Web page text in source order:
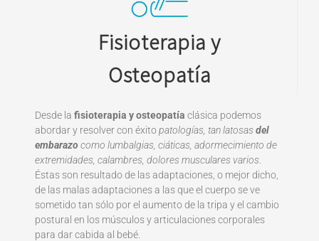
Fisioterapia y
Osteopatía
Desde lafisioterapia y osteopatía clásica podemos
abordar y resolver con éxitopatologías, tan latosasdel
embarazo como lumbalgias, ciáticas, adormecimiento de
extremidades, calambres, dolores musculares varios
Éstas son resultado de las adaptaciones, o mejor dicho,
de las malas adaptaciones a las que el cuerpo se ve
sometido tan sólo por el aumento de la tripa y el cambio
postural en los músculos y articulaciones corporales
para dar cabida al bebé.